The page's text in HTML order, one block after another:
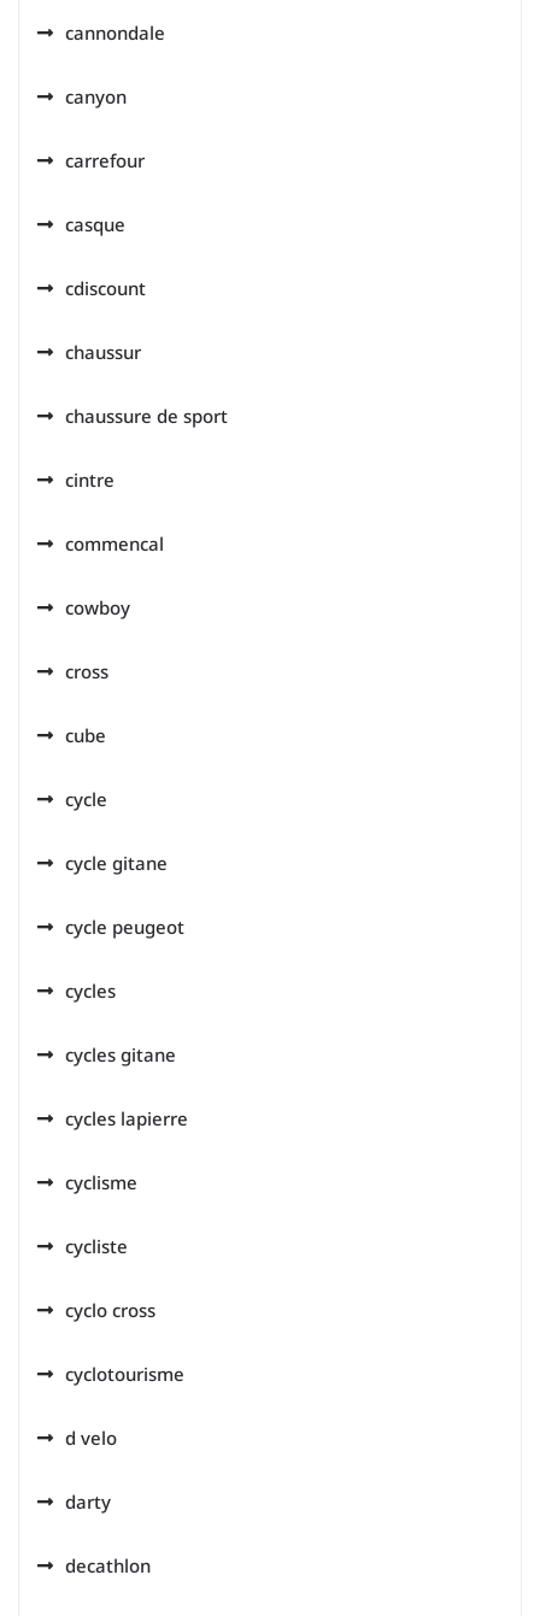
cannondale
canyon
carrefour
casque
cdiscount
chaussur
chaussure de sport
cintre
commencal
cowboy
cross
cube
cycle
cycle gitane
cycle peugeot
cycles
cycles gitane
cycles lapierre
cyclisme
cycliste
cyclo cross
cyclotourisme
d velo
darty
decathlon